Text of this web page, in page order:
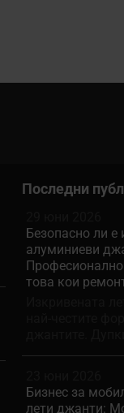
Последни
Безопасно ли е
алуминиеви
това кои
Бизнес за
лети джанти: